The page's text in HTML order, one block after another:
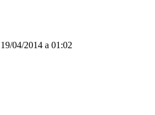
19/04/2014 a 01:02